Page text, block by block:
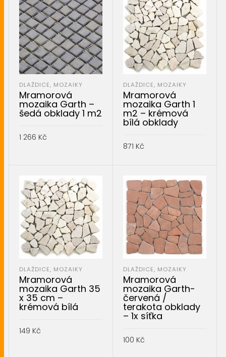
DLAŽDICE, MOZAIKY
Mramorová
mozaika Garth –
šedá obklady 1 m2
1 266 Kč
DLAŽDICE, MOZAIKY
Mramorová
mozaika Garth 1
m2 – krémová
bílá obklady
871 Kč
DLAŽDICE, MOZAIKY
Mramorová
mozaika Garth 35
x 35 cm –
krémová bílá
149 Kč
DLAŽDICE, MOZAIKY
Mramorová
mozaika Garth-
červená /
terakota obklady
– 1x síťka
100 Kč